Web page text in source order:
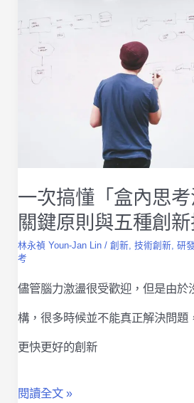
物
懂
「盒
的
兩
個
關
鍵
原
與
一次搞懂「盒內思
關鍵原則與五種創新
林永禎 Youn-Jan Lin/創新 ,技術創新 ,研
考
儘管腦力激盪很受歡迎，但是由於
構，很多時候並不能真正解決問題
更快更好的創新
一
閱讀全文 »